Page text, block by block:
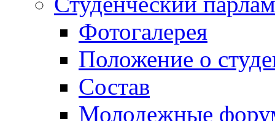
Фотогалерея
Положение о
Состав
Молодежные